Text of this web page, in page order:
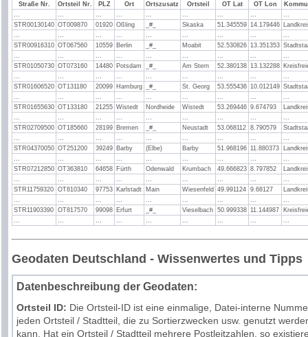
Straße Nr.
...
STR00130140
...
STR00916310
...
STR01050730
...
STR01606520
...
STR01655630
...
STR02709500
...
STR04370050
...
STR07212850
...
STR11759320
...
STR11903390
...
Ortsteil Nr.
...
OT009870
...
OT067560
...
OT073160
...
OT131180
...
OT133180
...
OT185660
...
OT251200
...
OT363810
...
OT810340
...
OT817570
...
PLZ
...
01920
...
10559
...
14480
...
20099
...
21255
...
28199
...
39249
...
64658
...
97753
...
99098
...
Ort
...
Oßling
...
Berlin
...
Potsdam
...
Hamburg
...
Wistedt
...
Bremen
...
Barby
...
Fürth
...
Karlstadt
...
Erfurt
...
Ortszusatz
...
_#_
...
_#_
...
_#_
...
_#_
...
Nordheide
...
_#_
...
(Elbe)
...
Odenwald
...
Main
...
_#_
...
Ortsteil
...
Skaska
...
Moabit
...
Am Stern
...
St. Georg
...
Wistedt
...
Neustadt
...
Barby
...
Krumbach
...
Wiesenfeld
...
Vieselbach
...
OT Lat
...
51.345559
...
52.530826
...
52.380138
...
53.555436
...
53.269446
...
53.068112
...
51.968196
...
49.666823
...
49.991124
...
50.999338
...
OT Lon
...
14.179446
...
13.351353
...
13.132288
...
10.012149
...
9.674793
...
8.790579
...
11.880373
...
8.797852
...
9.68127
...
11.144987
...
...
...
...
...
...
...
...
...
...
...
...
Geodaten Deutschland - Wissenwertes und Tipps
Datenbeschreibung der Geodaten:
Ortsteil ID: Die Ortsteil-ID ist eine einmalige, Datei-interne
jeden Ortsteil / Stadtteil , die zu Sortierzwecken usw. genutzt
kann. Hat ein Ortsteil / Stadtteil mehrere Postleitzahlen , so